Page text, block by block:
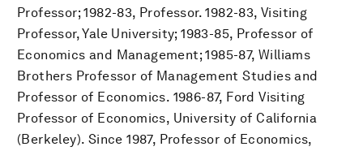
Professor; 1982-83, Professor. 1982-83, Visiting
Professor, Yale University; 1983-85, Professor of
Economics and Management; 1985-87, Williams
Brothers Professor of Management Studies and
Professor of Economics. 1986-87, Ford Visiting
Professor of Economics, University of California
(Berkeley). Since 1987, Professor of Economics,